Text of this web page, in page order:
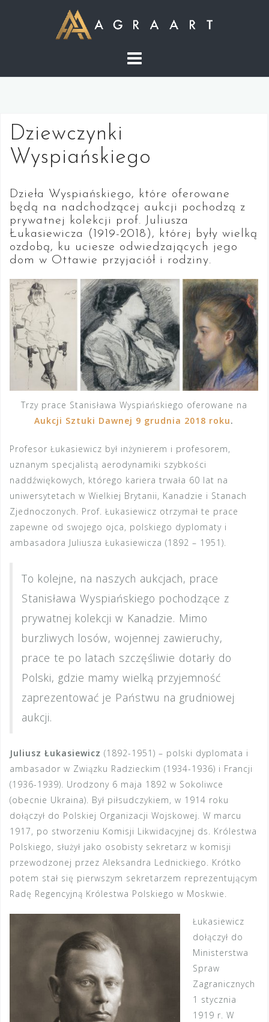
Dziewczynki
Wyspiańskiego
Dzieła Wyspiańskiego, które oferowane
będą na nadchodzącej aukcji pochodzą z
prywatnej kolekcji prof. Juliusza
Łukasiewicza (1919-2018), której były wielką
ozdobą, ku uciesze odwiedzających jego
dom w Ottawie przyjaciół i rodziny.
Trzy prace Stanisława Wyspiańskiego oferowane na
Aukcji Sztuki Dawnej 9 grudnia 2018 roku.
Profesor Łukasiewicz był inżynierem i profesorem,
uznanym specjalistą aerodynamiki szybkości
naddźwiękowych, którego kariera trwała 60 lat na
uniwersytetach w Wielkiej Brytanii, Kanadzie i Stanach
Zjednoczonych. Prof. Łukasiewicz otrzymał te prace
zapewne od swojego ojca, polskiego dyplomaty i
ambasadora Juliusza Łukasiewicza (1892 – 1951).
To kolejne, na naszych aukcjach, prace
Stanisława Wyspiańskiego pochodzące z
prywatnej kolekcji w Kanadzie. Mimo
burzliwych losów, wojennej zawieruchy,
prace te po latach szczęśliwie dotarły do
Polski, gdzie mamy wielką przyjemność
zaprezentować je Państwu na grudniowej
aukcji.
Juliusz Łukasiewicz (1892-1951) – polski dyplomata i
ambasador w Związku Radzieckim (1934-1936) i Francji
(1936-1939). Urodzony 6 maja 1892 w Sokoliwce
(obecnie Ukraina). Był piłsudczykiem, w 1914 roku
dołączył do Polskiej Organizacji Wojskowej. W marcu
1917, po stworzeniu Komisji Likwidacyjnej ds. Królestwa
Polskiego, służył jako osobisty sekretarz w komisji
przewodzonej przez Aleksandra Lednickiego. Krótko
potem stał się pierwszym sekretarzem reprezentującym
Radę Regencyjną Królestwa Polskiego w Moskwie.
Łukasiewicz
dołączył do
Ministerstwa
Spraw
Zagranicznych
1 stycznia
1919 r. W